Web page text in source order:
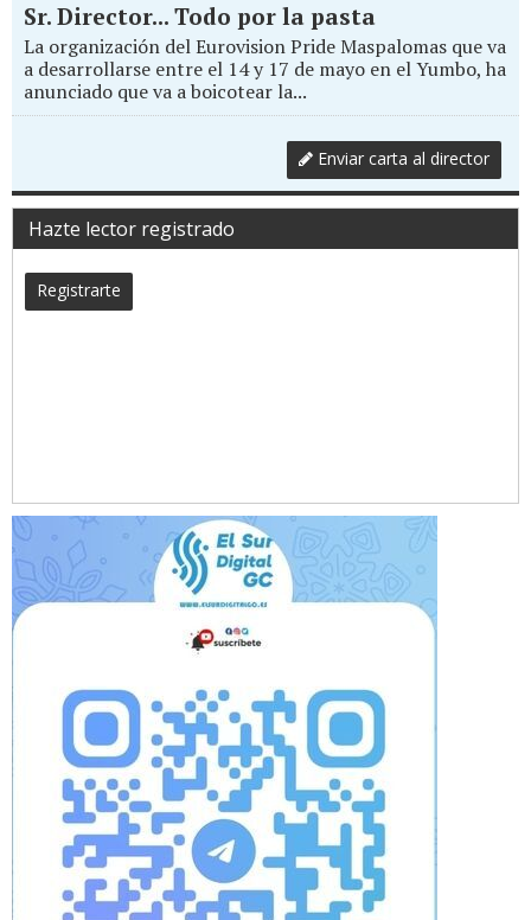
Sr. Director... Todo por la pasta
La organización del Eurovision Pride Maspalomas que va
a desarrollarse entre el 14 y 17 de mayo en el Yumbo, ha
anunciado que va a boicotear la...
Enviar carta al director
Hazte lector registrado
Registrarte